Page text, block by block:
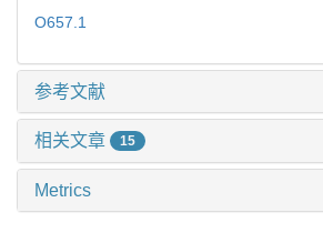
O657.1
参考文献
相关文章 15
Metrics